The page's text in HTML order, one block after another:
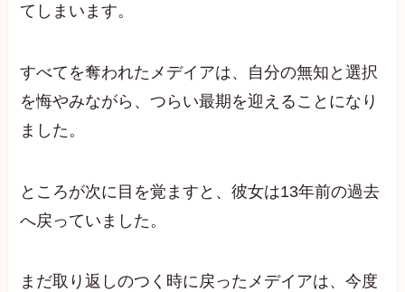
てしまいます。
すべてを奪われたメデイアは、自分の無知と選択
を悔やみながら、つらい最期を迎えることになり
ました。
ところが次に目を覚ますと、彼女は13年前の過去
へ戻っていました。
まだ取り返しのつく時に戻ったメデイアは、今度